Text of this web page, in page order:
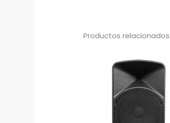
Productos relacionados